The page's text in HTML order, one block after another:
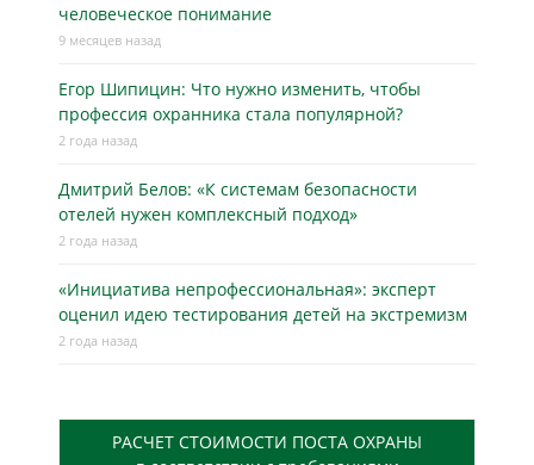
человеческое понимание
9 месяцев назад
Егор Шипицин: Что нужно изменить, чтобы
профессия охранника стала популярной?
2 года назад
Дмитрий Белов: «К системам безопасности
отелей нужен комплексный подход»
2 года назад
«Инициатива непрофессиональная»: эксперт
оценил идею тестирования детей на экстремизм
2 года назад
РАСЧЕТ СТОИМОСТИ ПОСТА ОХРАНЫ